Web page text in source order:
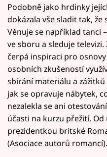
Podobně jako hrdinky
dokázala vše sladit tak, že
Věnuje se například tanci
ve sboru a sleduje
čerpá inspiraci pro
osobních zkušeností
sbírání materiálu a
jak se opravuje nábytek,
nezalekla se ani
účasti na kurzu přežití.
prezidentkou britské
(Asociace autorů romancí).